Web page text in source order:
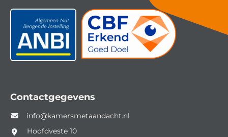
Contactgegevens
info@kamersmetaandacht.nl
Hoofdveste 10